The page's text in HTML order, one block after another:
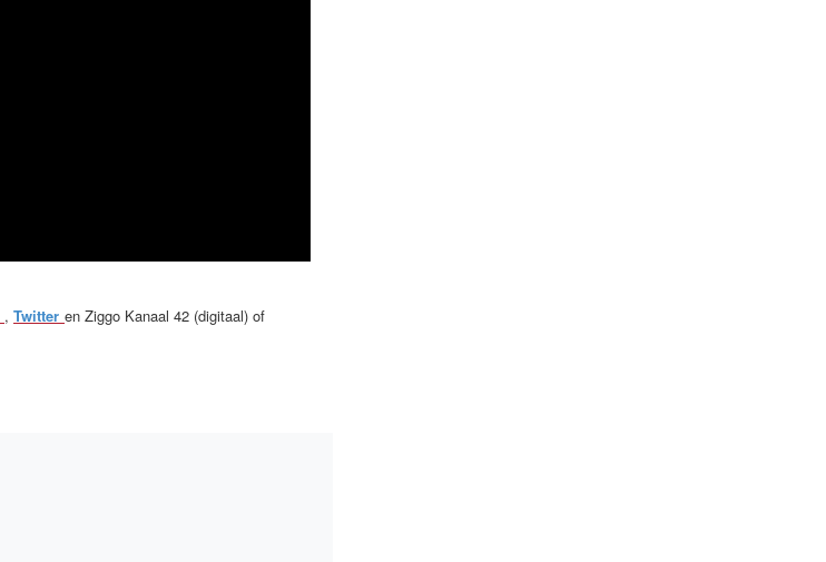
, Twitter en Ziggo Kanaal 42 (digitaal) of